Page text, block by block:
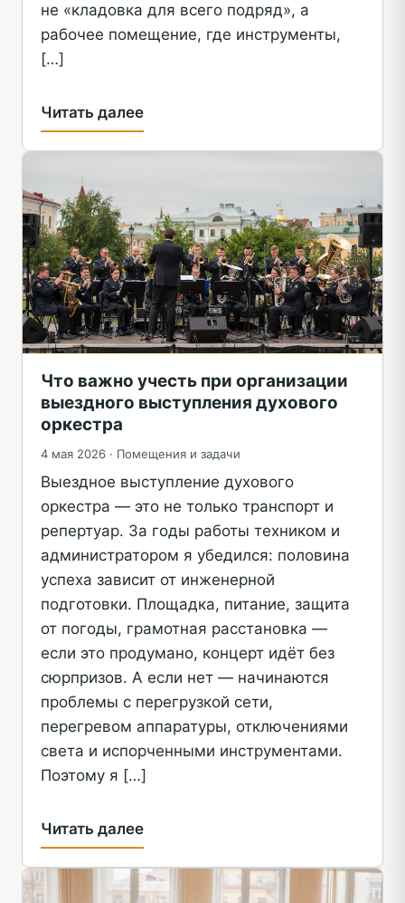
не «кладовка для всего подряд», а
рабочее помещение, где инструменты,
[…]
Читать далее
Что важно учесть при организации
выездного выступления духового
оркестра
4 мая 2026 · Помещения и задачи
Выездное выступление духового
оркестра — это не только транспорт и
репертуар. За годы работы техником и
администратором я убедился: половина
успеха зависит от инженерной
подготовки. Площадка, питание, защита
от погоды, грамотная расстановка —
если это продумано, концерт идёт без
сюрпризов. А если нет — начинаются
проблемы с перегрузкой сети,
перегревом аппаратуры, отключениями
света и испорченными инструментами.
Поэтому я […]
Читать далее